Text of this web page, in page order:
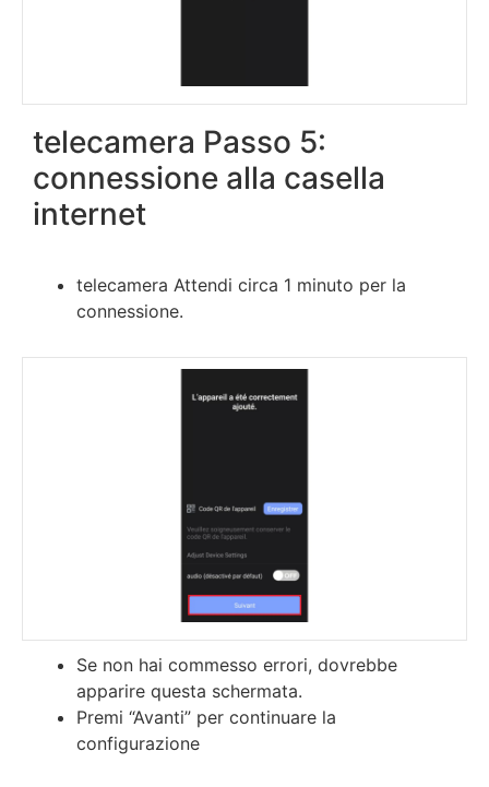
telecamera Passo 5:
connessione alla casella
internet
telecamera Attendi circa 1 minuto per la
connessione.
Se non hai commesso errori, dovrebbe
apparire questa schermata.
Premi “Avanti” per continuare la
configurazione